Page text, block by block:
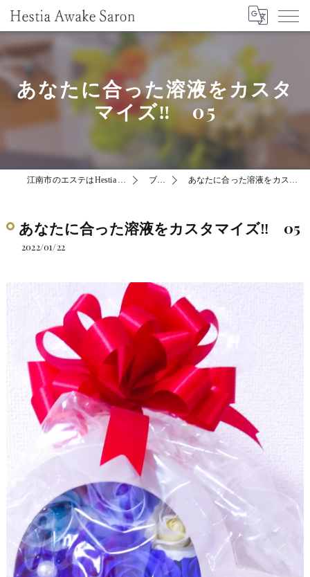
あなたに合った溶液をカスタ
マイズ‼ 05
江南市のエステはHestia Awake Saron ブログ あなたに合った溶液をカスタマイズ‼ 05
あなたに合った溶液をカスタマイズ‼ 05
2022/01/22